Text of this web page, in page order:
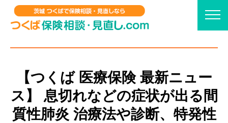
【つくば 医療保険 最新ニュー
ス】 息切れなどの症状が出る間
質性肺炎 治療法や診断、特発性